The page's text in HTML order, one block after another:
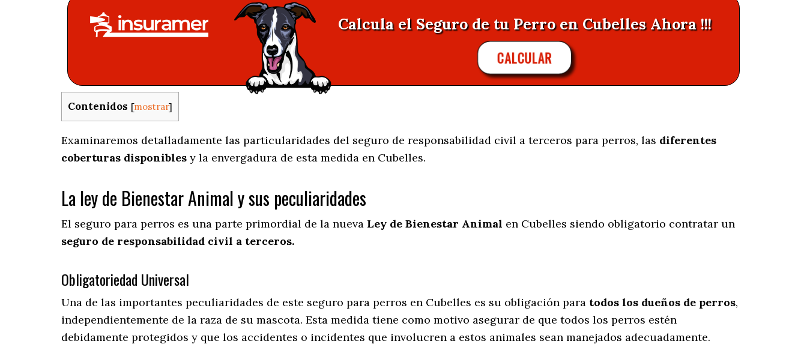
Calcula el Seguro de tu Perro en Cubelles Ahora !!!
CALCULAR
Contenidos [mostrar]
Examinaremos detalladamente las particularidades del seguro de responsabilidad civil a terceros para perros, las diferentes
coberturas disponibles y la envergadura de esta medida en Cubelles.
La ley de Bienestar Animal y sus peculiaridades
El seguro para perros es una parte primordial de la nueva Ley de Bienestar Animal en Cubelles siendo obligatorio contratar un
seguro de responsabilidad civil a terceros.
Obligatoriedad Universal
Una de las importantes peculiaridades de este seguro para perros en Cubelles es su obligación para todos los dueños de perros,
independientemente de la raza de su mascota. Esta medida tiene como motivo asegurar de que todos los perros estén
debidamente protegidos y que los accidentes o incidentes que involucren a estos animales sean manejados adecuadamente.